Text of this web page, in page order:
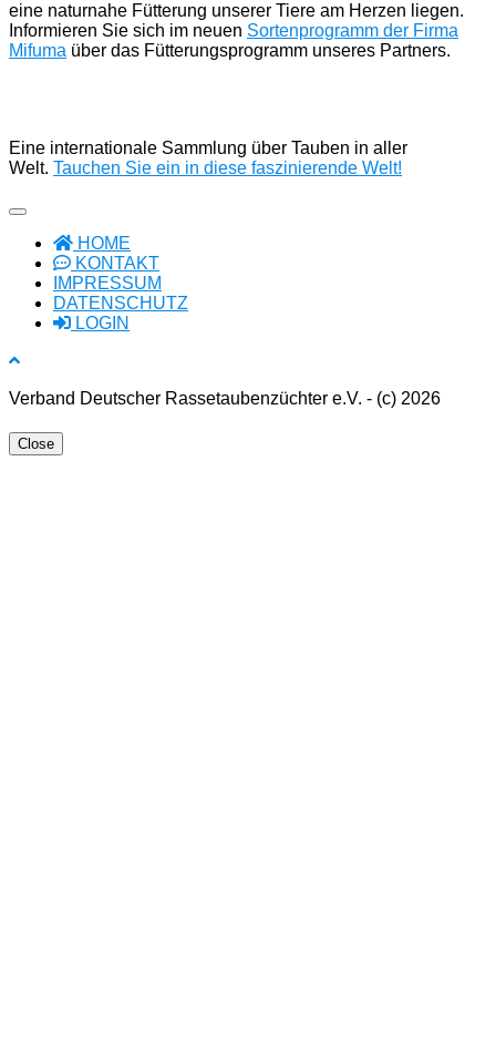
eine naturnahe Fütterung unserer Tiere am Herzen liegen.
Informieren Sie sich im neuen Sortenprogramm der Firma
Mifuma über das Fütterungsprogramm unseres Partners.
Eine internationale Sammlung über Tauben in aller
Welt. Tauchen Sie ein in diese faszinierende Welt!
HOME
KONTAKT
IMPRESSUM
DATENSCHUTZ
LOGIN
Verband Deutscher Rassetaubenzüchter e.V. - (c) 2026
Close